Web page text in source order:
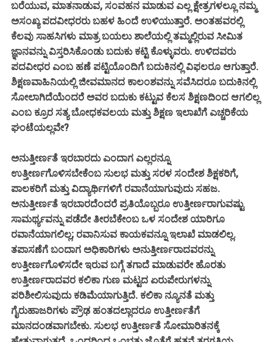
ಬರೆಯುವ, ಮಾತನಾಡುವ, ಸಂವಹನ ಮಾಡುವ ಎಲ್ಲ ಕ್ಷೇತ್ರಗಳಲ್ಲೂ ನಮ್ಮ
ಅಸಂಖ್ಯ ಪದವೀಧರರು ಬಹಳ ಹಿಂದೆ ಉಳಿಯುತ್ತಾರೆ. ಅಂತಹವರಲ್ಲಿ
ಕೆಲವು ಸಾಹಸಿಗಳು ಮಾತ್ರ ಬಯಲು ಶಾಲೆಯಲ್ಲಿ ತಮ್ಮಲ್ಲಿರುವ ಸೀಮಿತ
ಜ್ಞಾನವನ್ನು ವಿಸ್ತರಿಸಿಕೊಂಡು ಬದುಕು ಕಟ್ಟಿ ಕೊಳ್ಳುವರು. ಉಳಿದವರು
ಪದವೀಧರ ಎಂಬ ಹಣೆ ಪಟ್ಟಿಯೊಂದಿಗೆ ಬದುಕಿನಲ್ಲಿ ವಿಫಲರೂ ಆಗುತ್ತಾರೆ.
ಶಿಕ್ಷಣವಾಹಿನಿಯಲ್ಲಿ ಜೀವಮಾನದ ಕಾಲಂಶವನ್ನು ಸವೆಸಿದರೂ ಬದುಕಿನಲ್ಲಿ
ಸೋಲಾಗಿದೆಯೆಂದರೆ ಅವರ ಬದುಕು ಕಟ್ಟುವ ಕೆಲಸ ಶಿಕ್ಷಣದಿಂದ ಆಗಲಿಲ್ಲ
ಎಂಬ ಕ್ರೂರ ಸತ್ಯ ಬೋಧಕವಲಯ ಮತ್ತು ಶಿಕ್ಷಣ ಇಲಾಖೆಗೆ ಎಚ್ಚರಿಕೆಯ
ಘಂಟೆಯಲ್ಲವೇ?
ಅನುತ್ತೀರ್ಣತೆ ಇರಬಾರದು ಎಂದಾಗ ಎಲ್ಲರನ್ನೂ
ಉತ್ತೀರ್ಣಗೊಳಿಸಬೇಕೆಂಬ ಸುಲಭ ಮತ್ತು ಸರಳ ಸಂದೇಶ ಶಿಕ್ಷಕರಿಗೆ,
ಪಾಲಕರಿಗೆ ಮತ್ತು ವಿದ್ಯಾರ್ಥಿಗಳಿಗೆ ರವಾನೆಯಾಗುವುದು ಸಹಜ.
ಅನುತ್ತೀರ್ಣತೆ ಇರಬಾರದೆಂದರೆ ಪ್ರತಿಯೊಬ್ಬರೂ ಉತ್ತೀರ್ಣರಾಗುವಷ್ಟು
ಸಾಮರ್ಥ್ಯವನ್ನು ಪಡೆದೇ ತೀರಬೆಕೇಂಬ ಒಳ ಸಂದೇಶ ಯಾರಿಗೂ
ರವಾನೆಯಾಗಲಿಲ್ಲ; ರವಾನಿಸುವ ಕಾಯಕವನ್ನೂ ಇಲಾಖೆ ಮಾಡಲಿಲ್ಲ.
ತಪಾಸಣೆಗೆ ಬಂದಾಗ ಅಧಿಕಾರಿಗಳು ಅನುತ್ತೀರ್ಣರಾದವರನ್ನು
ಉತ್ತೀರ್ಣಗೊಳಿಸದೇ ಇರುವ ಬಗ್ಗೆ ತಗಾದೆ ಮಾಡುವರೇ ಹೊರತು
ಉತ್ತೀರ್ಣರಾದವರ ಕಲಿಕಾ ಗುಣ ಮಟ್ಟದ ಏರುಪೇರುಗಳನ್ನು
ಪರಿಶೀಲಿಸುವುದು ಕಡಿಮೆಯಾಗುತ್ತಿದೆ. ಕಲಿಕಾ ನ್ಯೂನತೆ ಮತ್ತು
ಗೈರುಹಾಜರಿಗಳು ಪ್ರೌಢ ಹಂತದಲ್ಲಾದರೂ ಉತ್ತೀರ್ಣತೆಗೆ
ಮಾನದಂಡವಾಗಬೇಕು. ಸುಲಭ ಉತ್ತೀರ್ಣತೆ ಸೋಮಾರಿತನಕ್ಕೆ